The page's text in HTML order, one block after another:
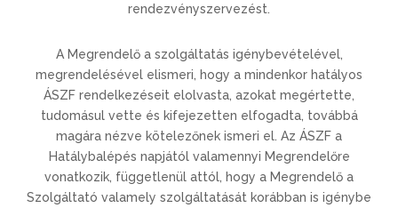
rendezvényszervezést.
A Megrendelő a szolgáltatás igénybevételével,
megrendelésével elismeri, hogy a mindenkor hatályos
ÁSZF rendelkezéseit elolvasta, azokat megértette,
tudomásul vette és kifejezetten elfogadta, továbbá
magára nézve kötelezőnek ismeri el. Az ÁSZF a
Hatálybalépés napjától valamennyi Megrendelőre
vonatkozik, függetlenül attól, hogy a Megrendelő a
Szolgáltató valamely szolgáltatását korábban is igénybe